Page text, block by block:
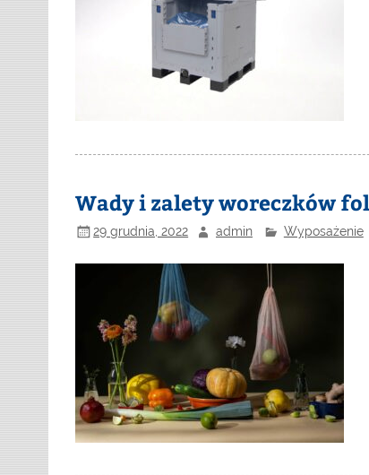
Wady i zalety woreczków
29 grudnia, 2022 admin Wyposażenie